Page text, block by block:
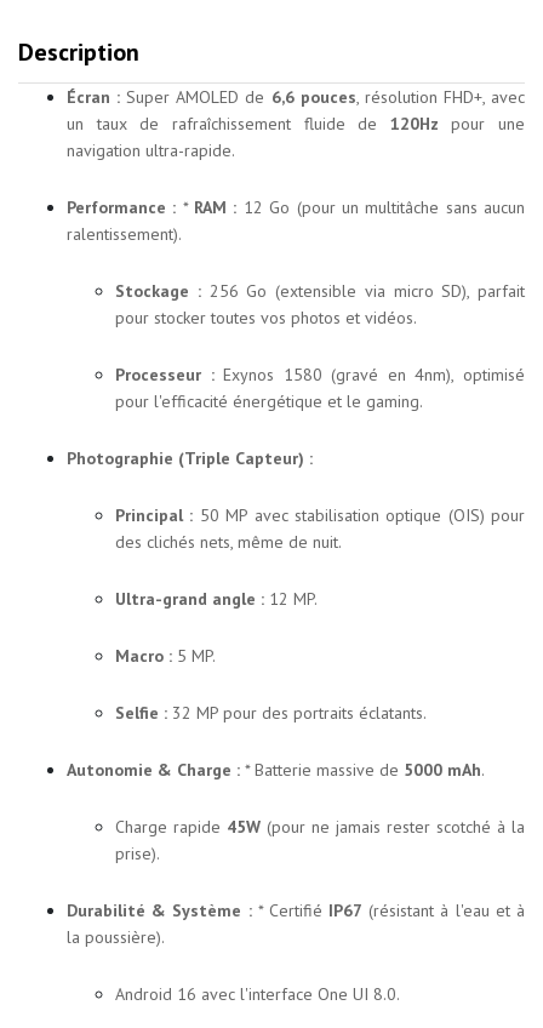
Description
Écran : Super AMOLED de 6,6 pouces, résolution FHD+, avec
un taux de rafraîchissement fluide de 120Hz pour une
navigation ultra-rapide.
Performance : * RAM : 12 Go (pour un multitâche sans aucun
ralentissement).
Stockage :256 Go (extensible via micro SD), parfait
pour stocker toutes vos photos et vidéos.
Processeur :Exynos 1580 (gravé en 4nm), optimisé
pour l'efficacité énergétique et le gaming.
Photographie (Triple Capteur) :
Principal : 50 MP avec stabilisation optique (OIS) pour
des clichés nets, même de nuit.
Ultra-grand angle : 12 MP.
Macro : 5 MP.
Selfie : 32 MP pour des portraits éclatants.
Autonomie & Charge : * Batterie massive de 5000 mAh.
Charge rapide 45W (pour ne jamais rester scotché à la
prise).
Durabilité & Système :* Certifié IP67 (résistant à l'eau et à
la poussière).
Android 16 avec l'interface One UI 8.0.